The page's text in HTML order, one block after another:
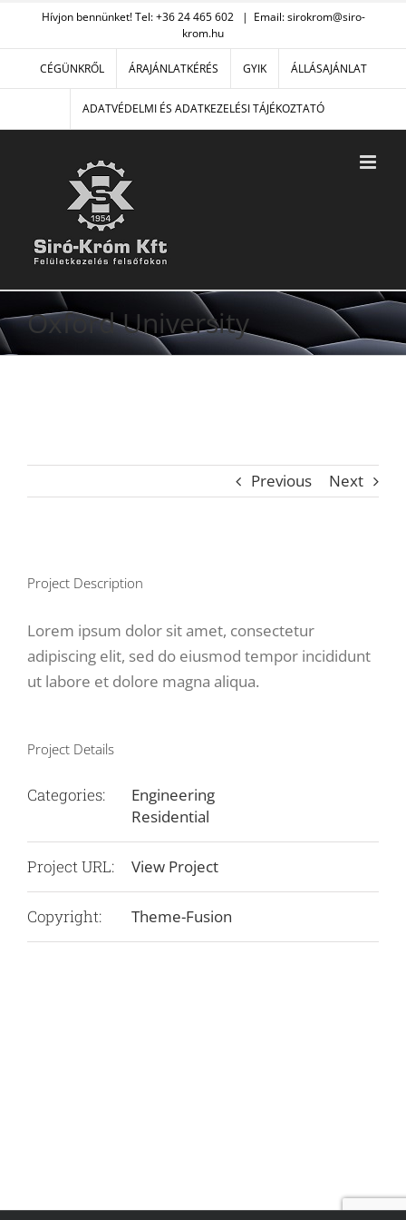
KihagyásHívjon bennünket! Tel: +36 24 465 602 | Email: sirokrom@siro-
krom.hu
CÉGÜNKRŐL ÁRAJÁNLATKÉRÉS GYIK ÁLLÁSAJÁNLAT
ADATVÉDELMI ÉS ADATKEZELÉSI TÁJÉKOZTATÓ
Oxford University
Previous Next
Larger
Project Description
Lorem ipsum dolor sit amet, consectetur
adipiscing elit, sed do eiusmod tempor incididunt
ut labore et dolore magna aliqua.
Project Details
Categories:
Engineering
Residential
Project URL: View Project
Copyright: Theme-Fusion